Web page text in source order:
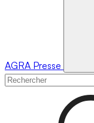
AGRA Presse